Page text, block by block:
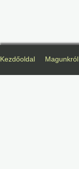
Kezdőoldal Magunkról